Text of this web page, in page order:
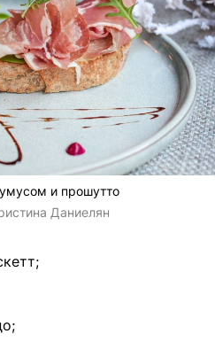
и прошутто
Даниелян